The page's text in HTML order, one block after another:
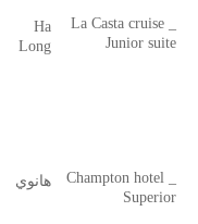
La Casta cruise _
Junior suite
Ha
Long
Champton hotel _
Superior
هانوي